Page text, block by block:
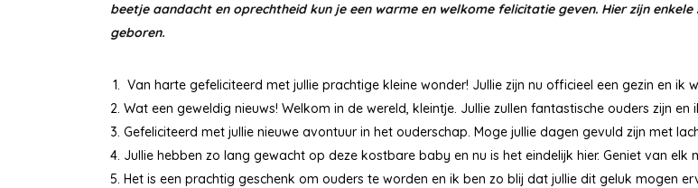
beetje aandacht en oprechtheid kun je een warme en welkome felicitatie geven. Hier zijn
geboren.
Van harte gefeliciteerd met jullie prachtige kleine wonder! Jullie zijn nu officieel een gezin en ik
Wat een geweldig nieuws! Welkom in de wereld, kleintje. Jullie zullen fantastische ouders zijn
Gefeliciteerd met jullie nieuwe avontuur in het ouderschap. Moge jullie dagen gevuld zijn met
Jullie hebben zo lang gewacht op deze kostbare baby en nu is het eindelijk hier. Geniet van elk
Het is een prachtig geschenk om ouders te worden en ik ben zo blij dat jullie dit geluk mogen